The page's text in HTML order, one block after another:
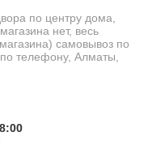
по центру дома,
нет, весь
самовывоз по
телефону, Алматы,